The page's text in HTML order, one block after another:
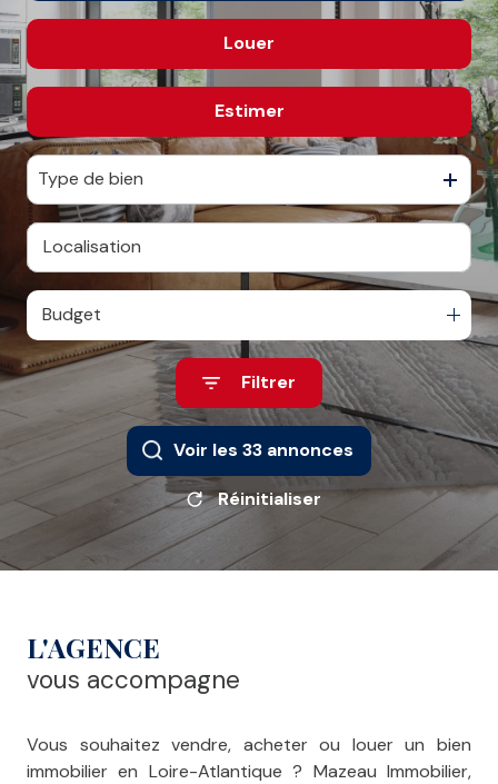
E-MAIL
CONTACT
Louer
Estimer
Type de bien
Budget
Filtrer
Voir les 33 annonces
Réinitialiser
L'AGENCE
vous accompagne
Vous souhaitez vendre, acheter ou louer un bien
immobilier en Loire-Atlantique ? Mazeau Immobilier,